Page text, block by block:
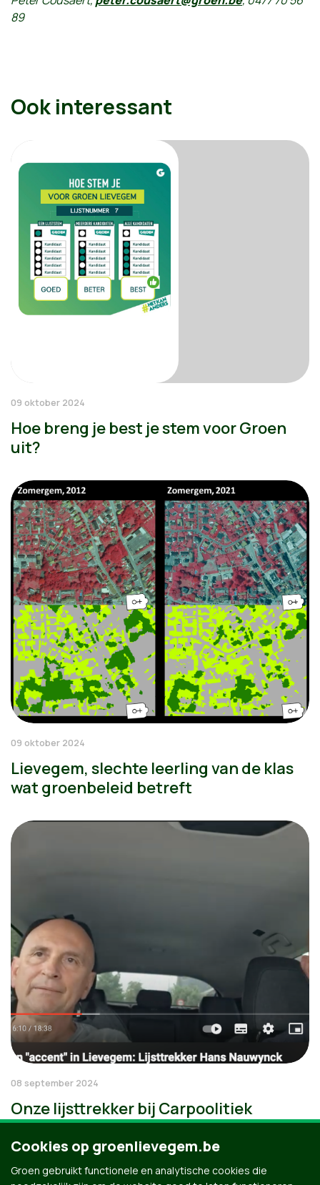
89
Ook interessant
09 oktober 2024
Hoe breng je best je stem voor Groen
uit?
09 oktober 2024
Lievegem, slechte leerling van de klas
wat groenbeleid betreft
08 september 2024
Onze lijsttrekker bij Carpoolitiek
Cookies op groenlievegem.be
Groen gebruikt functionele en analytische cookies die